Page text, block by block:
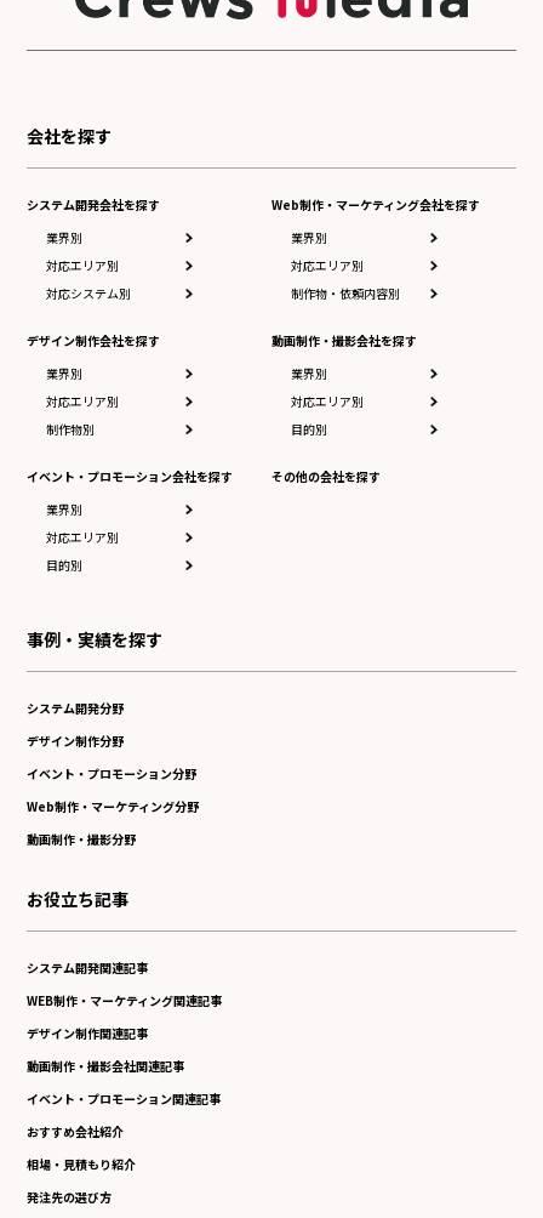
会社を探す
システム開発会社を探す
業界別
対応エリア別
対応システム別
デザイン制作会社を探す
業界別
対応エリア別
制作物別
イベント・プロモーション会社を探す
業界別
対応エリア別
目的別
Web制作・マーケティング会社を探す
業界別
対応エリア別
制作物・依頼内容別
動画制作・撮影会社を探す
業界別
対応エリア別
目的別
その他の会社を探す
事例・実績を探す
システム開発分野
デザイン制作分野
イベント・プロモーション分野
Web制作・マーケティング分野
動画制作・撮影分野
お役立ち記事
システム開発関連記事
WEB制作・マーケティング関連記事
デザイン制作関連記事
動画制作・撮影会社関連記事
イベント・プロモーション関連記事
おすすめ会社紹介
相場・見積もり紹介
発注先の選び方